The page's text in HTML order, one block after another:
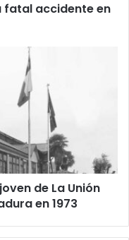
fatal accidente en
de La Unión
en 1973